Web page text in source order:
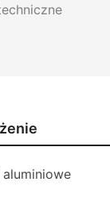
aluminiowe